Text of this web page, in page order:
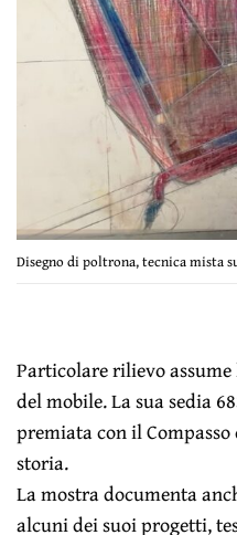
Disegno di poltrona, tecnica mista
Particolare rilievo
del mobile. La sua sedia
premiata con il
storia.
La mostra documenta
alcuni dei suoi progetti,